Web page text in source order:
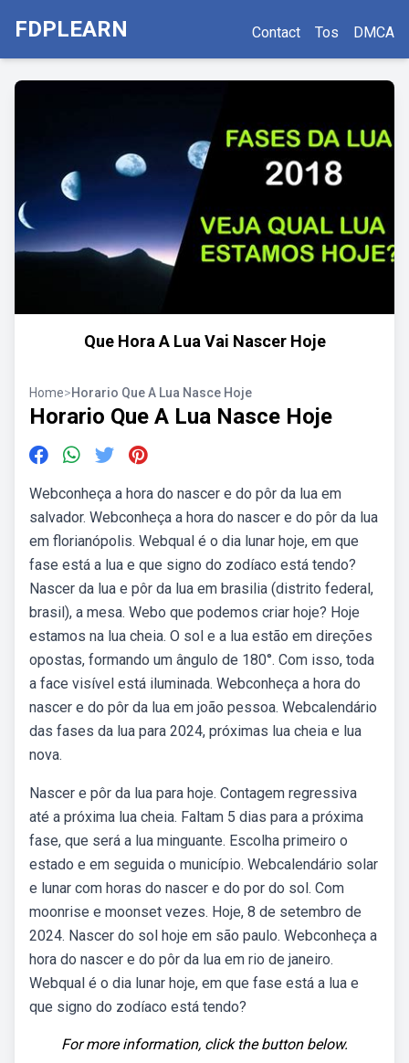
FDPLEARN Contact Tos DMCA
Que Hora A Lua Vai Nascer Hoje
Home>Horario Que A Lua Nasce Hoje
Horario Que A Lua Nasce Hoje
Webconheça a hora do nascer e do pôr da lua em
salvador. Webconheça a hora do nascer e do pôr da lua
em florianópolis. Webqual é o dia lunar hoje, em que
fase está a lua e que signo do zodíaco está tendo?
Nascer da lua e pôr da lua em brasilia (distrito federal,
brasil), a mesa. Webo que podemos criar hoje? Hoje
estamos na lua cheia. O sol e a lua estão em direções
opostas, formando um ângulo de 180°. Com isso, toda
a face visível está iluminada. Webconheça a hora do
nascer e do pôr da lua em joão pessoa. Webcalendário
das fases da lua para 2024, próximas lua cheia e lua
nova.
Nascer e pôr da lua para hoje. Contagem regressiva
até a próxima lua cheia. Faltam 5 dias para a próxima
fase, que será a lua minguante. Escolha primeiro o
estado e em seguida o município. Webcalendário solar
e lunar com horas do nascer e do por do sol. Com
moonrise e moonset vezes. Hoje, 8 de setembro de
2024. Nascer do sol hoje em são paulo. Webconheça a
hora do nascer e do pôr da lua em rio de janeiro.
Webqual é o dia lunar hoje, em que fase está a lua e
que signo do zodíaco está tendo?
For more information, click the button below.